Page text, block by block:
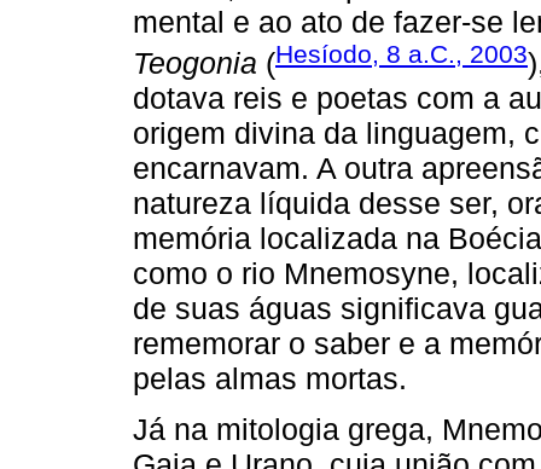
mental e ao ato de fazer-se
Teogonia (Hesíodo, 8 a.C., 2003
dotava reis e poetas com a
origem divina da linguagem,
encarnavam. A outra
natureza líquida desse ser,
memória localizada na
como o rio Mnemosyne,
de suas águas significava
rememorar o saber e a
pelas almas mortas.
Já na mitologia grega,